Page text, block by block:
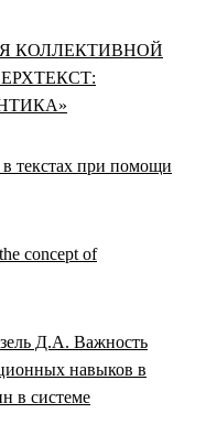
КОЛЛЕКТИВНОЙ
текстах при помощи
concept of
Д.А. Важность
навыков в
в системе